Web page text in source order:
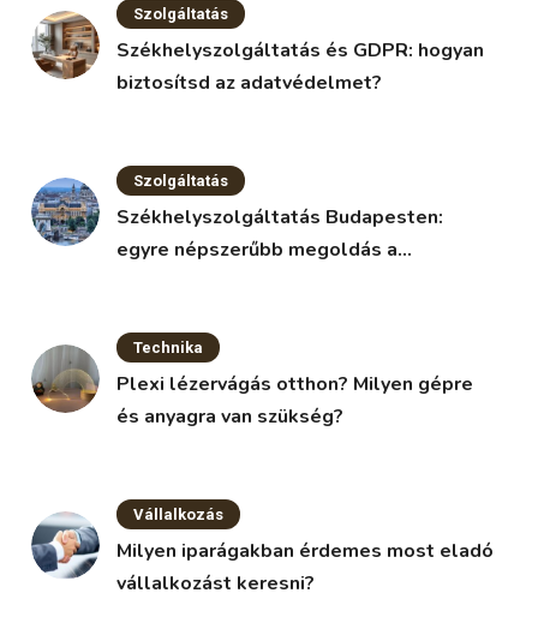
Szolgáltatás
Székhelyszolgáltatás és GDPR: hogyan
biztosítsd az adatvédelmet?
Szolgáltatás
Székhelyszolgáltatás Budapesten:
egyre népszerűbb megoldás a
Technika
Plexi lézervágás otthon? Milyen gépre
és anyagra van szükség?
Vállalkozás
Milyen iparágakban érdemes most eladó
vállalkozást keresni?